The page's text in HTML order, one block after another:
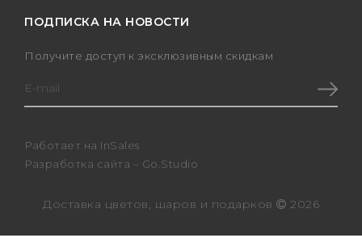
ПОДПИСКА НА НОВОСТИ
Получите доступ к эксклюзивным скидкам
Работает на InSales
Разработка сайта – Go.Studio
Доставка цветов, шаров и подарков 2026